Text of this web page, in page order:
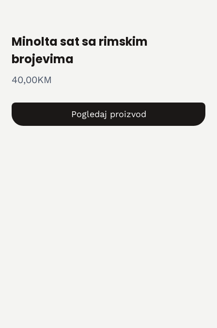
Minolta sat sa rimskim
brojevima
40,00KM
Pogledaj proizvod